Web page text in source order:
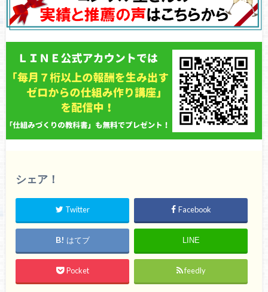
シェア！
Twitter Facebook
はてブ LINE
Pocket feedly